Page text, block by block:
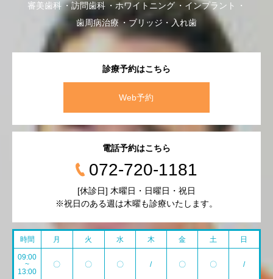
審美歯科
訪問歯科 ホワイトニング
インプラント
歯周病治療
ブリッジ・入れ歯
診療予約はこちら
Web予約
電話予約はこちら
072-720-1181
[休診日] 木曜日・日曜日・祝日
※祝日のある週は木曜も診療いたします。
時間 月 火 水 木 金 土 日
09:00
~
13:00
〇 〇 〇 / 〇 〇 /